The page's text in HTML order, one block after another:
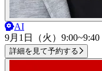
AI
9月1日（火） 9:00~9:40
詳細を見て予約する